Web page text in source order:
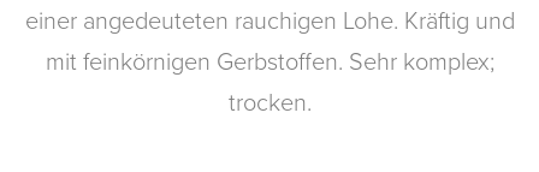
einer angedeuteten rauchigen Lohe. Kräftig und
mit feinkörnigen Gerbstoffen. Sehr komplex;
trocken.